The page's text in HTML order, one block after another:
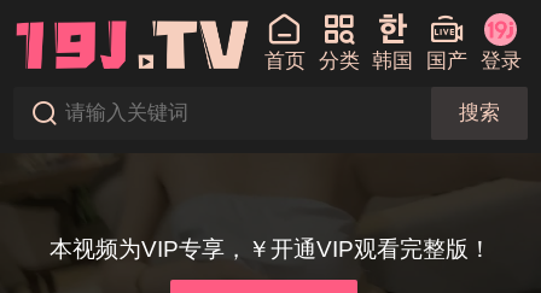
首页 分类 韩国 国产 登录
搜索
本视频为VIP专享，￥开通VIP观看完整版！